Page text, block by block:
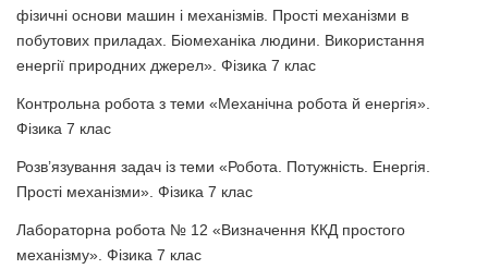
фізичні основи машин і механізмів. Прості механізми в
побутових приладах. Біомеханіка людини. Використання
енергії природних джерел». Фізика 7 клас
Контрольна робота з теми «Механічна робота й енергія».
Фізика 7 клас
Розв’язування задач із теми «Робота. Потужність. Енергія.
Прості механізми». Фізика 7 клас
Лабораторна робота № 12 «Визначення ККД простого
механізму». Фізика 7 клас